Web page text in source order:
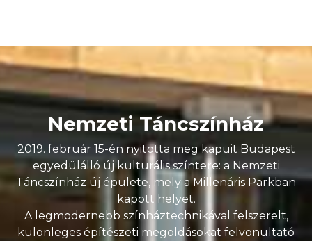
Nemzeti Táncszínház
2019. február 15-én nyitotta meg kapuit Budapest
egyedülálló új kulturális színtere: a Nemzeti
Táncszínház új épülete, mely a Millenáris Parkban
kapott helyet.
A legmodernebb színháztechnikával felszerelt,
különleges építészeti megoldásokat felvonultató